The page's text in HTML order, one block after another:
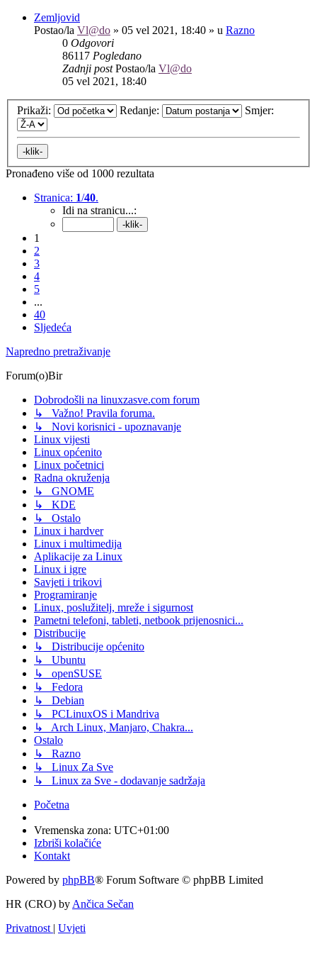
Zemljovid
Postao/la Vl@do » 05 vel 2021, 18:40 » u Razno
0 Odgovori
86117 Pogledano
Zadnji postPostao/la Vl@do
05 vel 2021, 18:40
Prikaži: Redanje: Smjer:
Pronađeno više od 1000 rezultata
Stranica: 1/40.
Idi na stranicu...:
1
2
3
4
5
...
40
Sljedeća
Napredno pretraživanje
Forum(o)Bir
Dobrodošli na linuxzasve.com forum
↳ Važno! Pravila foruma.
↳ Novi korisnici - upoznavanje
Linux vijesti
Linux općenito
Linux početnici
Radna okruženja
↳ GNOME
↳ KDE
↳ Ostalo
Linux i hardver
Linux i multimedija
Aplikacije za Linux
Linux i igre
Savjeti i trikovi
Programiranje
Linux, poslužitelj, mreže i sigurnost
Pametni telefoni, tableti, netbook prijenosnici...
Distribucije
↳ Distribucije općenito
↳ Ubuntu
↳ openSUSE
↳ Fedora
↳ Debian
↳ PCLinuxOS i Mandriva
↳ Arch Linux, Manjaro, Chakra...
Ostalo
↳ Razno
↳ Linux Za Sve
↳ Linux za Sve - dodavanje sadržaja
Početna
Vremenska zona: UTC+01:00
Izbriši kolačiće
Kontakt
Powered by phpBB® Forum Software © phpBB Limited
HR (CRO) byAnčica Sečan
Privatnost
Uvjeti